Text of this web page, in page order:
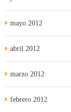
mayo 2012
abril 2012
marzo 2012
febrero 2012